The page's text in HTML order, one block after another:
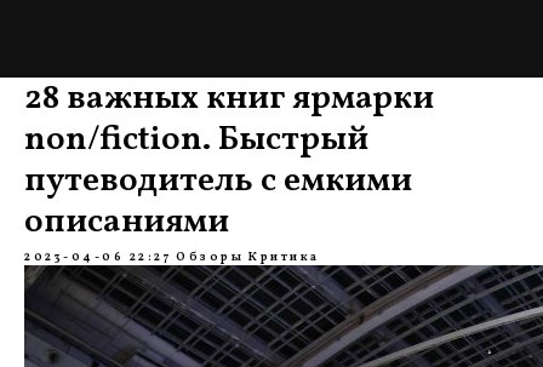
28 важных книг ярмарки
non/fiction. Быстрый
путеводитель с емкими
описаниями
2023-04-06 22:27 Обзоры Критика